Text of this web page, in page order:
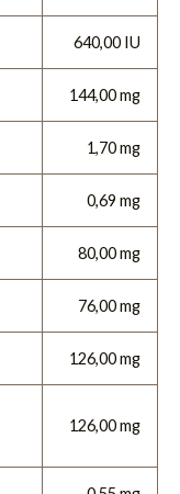
640,00 IU
144,00 mg
1,70 mg
0,69 mg
80,00 mg
76,00 mg
126,00 mg
126,00 mg